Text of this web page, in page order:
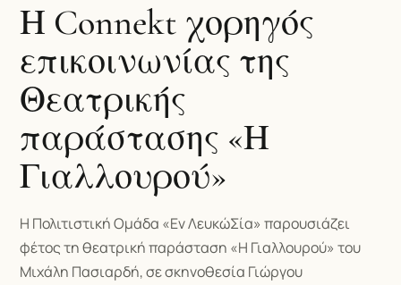
Η Connekt χορηγός
επικοινωνίας της
Θεατρικής
παράστασης «Η
Γιαλλουρού»
Η Πολιτιστική Ομάδα «Εν ΛευκώΣία» παρουσιάζει
φέτος τη θεατρική παράσταση «Η Γιαλλουρού» του
Μιχάλη Πασιαρδή, σε σκηνοθεσία Γιώργου